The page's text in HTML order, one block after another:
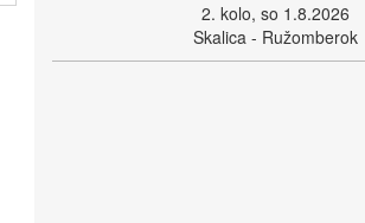
2. kolo, so 1.8.2026
Skalica - Ružomberok